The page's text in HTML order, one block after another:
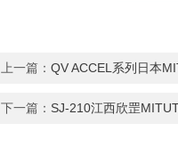
上一篇：QV ACCEL系列日本
下一篇： SJ-210江西欣罡